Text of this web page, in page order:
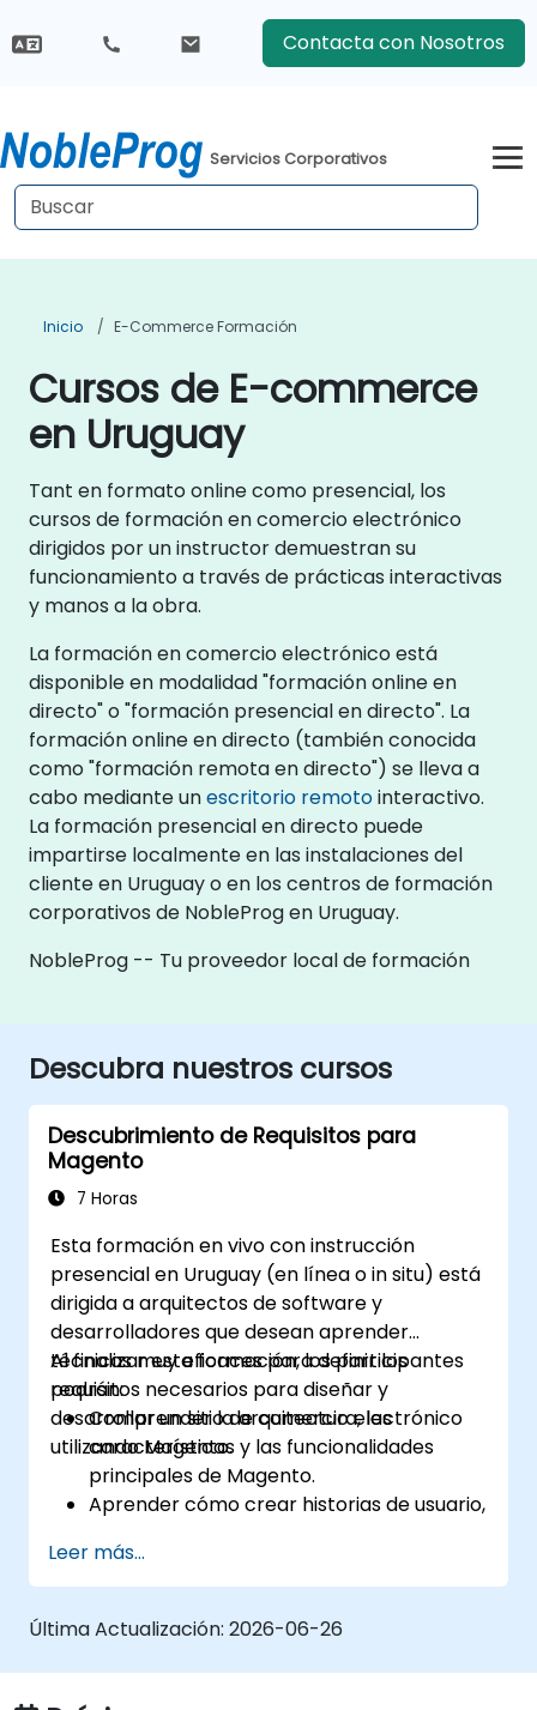
Contacta con Nosotros
Servicios Corporativos
Inicio E-Commerce Formación
Cursos de E-commerce
en Uruguay
Tant en formato online como presencial, los
cursos de formación en comercio electrónico
dirigidos por un instructor demuestran su
funcionamiento a través de prácticas interactivas
y manos a la obra.
La formación en comercio electrónico está
disponible en modalidad "formación online en
directo" o "formación presencial en directo". La
formación online en directo (también conocida
como "formación remota en directo") se lleva a
cabo mediante unescritorio remotointeractivo.
La formación presencial en directo puede
impartirse localmente en las instalaciones del
cliente en Uruguay o en los centros de formación
corporativos de NobleProg en Uruguay.
NobleProg -- Tu proveedor local de formación
Descubra nuestros cursos
Descubrimiento de Requisitos para
Magento
7 Horas
Esta formación en vivo con instrucción
presencial en Uruguay (en línea o in situ) está
dirigida a arquitectos de software y
desarrolladores que desean aprender
técnicas muy eficaces para definir los
requisitos necesarios para diseñar y
desarrollar un sitio de comercio electrónico
utilizando Magento.
Al finalizar esta formación, los participantes
podrán:
Comprender la arquitectura, las
características y las funcionalidades
principales de Magento.
Aprender cómo crear historias de usuario,
en escenarios del mundo real.
Utilizar las herramientas y plantillas
disponibles en Magento para recopilar y
Definir los requisitos de integración e
Leer más...
Última Actualización: 2026-06-26